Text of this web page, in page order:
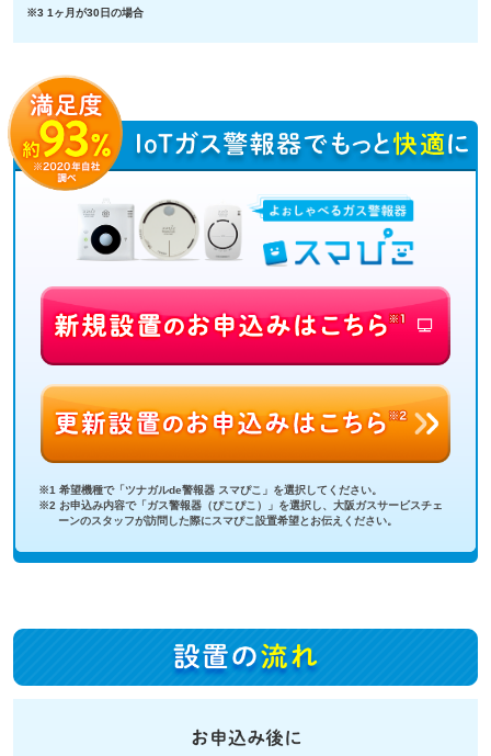
※3 1ヶ月が30日の場合
※1 希望機種で「ツナガルde警報器 スマぴこ」を選択してください。
※2 お申込み内容で「ガス警報器（ぴこぴこ）」を選択し、大阪ガスサービスチェ
ーンのスタッフが訪問した際にスマぴこ設置希望とお伝えください。